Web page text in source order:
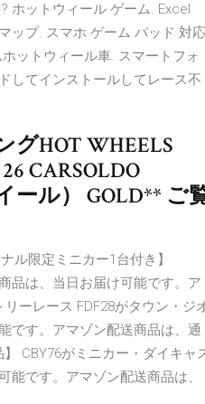
ホットウィール ゲーム. Excel
ップ. スマホ ゲーム パッド 対応
ットウィール車. スマートフォ
してインストールしてレース不
HOT WHEELS
CARSOLDO
ール） GOLD** ご
ル限定ミニカー1台付き】
品は、当日お届け可能です。ア
ーレース FDF28がタウン・ジ
です。アマゾン配送商品は、通
CBY76がミニカー・ダイキャ
能です。アマゾン配送商品は、